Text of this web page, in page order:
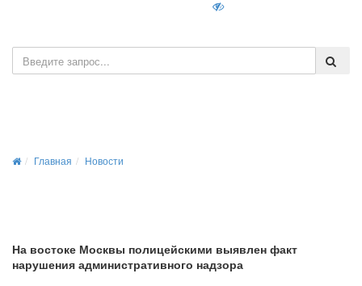
Главная Новости
На востоке Москвы полицейскими выявлен факт
нарушения административного надзора